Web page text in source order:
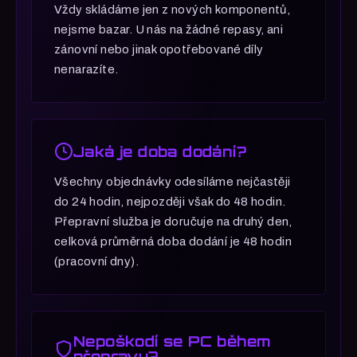
Vždy skládáme jen z nových komponentů,
nejsme bazar. U nás na žádné repasy, ani
zánovní nebo jinak opotřebované díly
nenarazíte.
Jaká je doba dodání?
Všechny objednávky odesíláme nejčastěji
do 24 hodin, nejpozději však do 48 hodin.
Přepravní služba je doručuje na druhý den,
celková průměrná doba dodání je 48 hodin
(pracovní dny).
Nepoškodí se PC během